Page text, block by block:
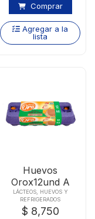
Comprar
Agregar a la
lista
Huevos
Orox12und A
Estuche
LÁCTEOS, HUEVOS Y
REFRIGERADOS
$ 8,750